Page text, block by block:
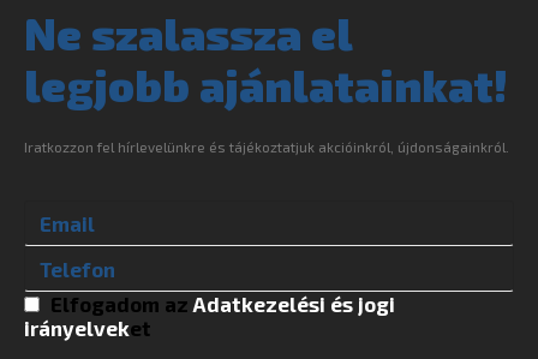
Ne szalassza el
legjobb ajánlatainkat!
Iratkozzon fel hírlevelünkre és tájékoztatjuk akcióinkról, újdonságainkról.
Elfogadom az Adatkezelési és jogi
irányelveket